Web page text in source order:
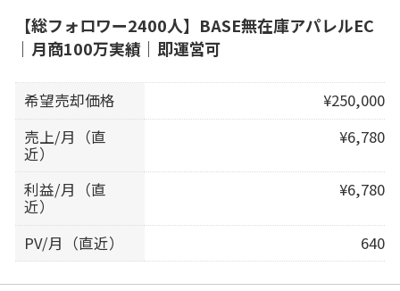
【総フォロワー2400人】BASE無在庫アパレルEC
｜月商100万実績｜即運営可
希望売却価格
¥250,000
売上/月（直
近）
¥6,780
利益/月（直
近）
¥6,780
PV/月（直近） 640